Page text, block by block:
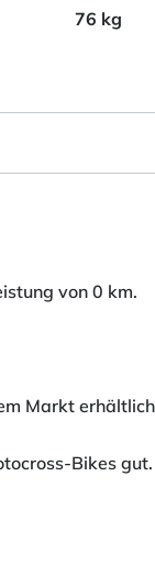
76 kg
von 0 km.
Markt
Bikes